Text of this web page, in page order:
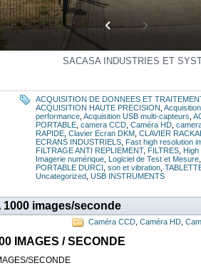
SACASA INDUSTRIES ET
ACQUISITION DE DONNEES ET
ACQUISITION HAUTE PRECISION
performance Acquisition USB multi-capteurs
PORTABLE camera CCD Caméra HD
RAPIDE Clavier Ecran DKM CLAVIER
ECRANS INDUSTRIELS
Fast high resolution
FILTRAGE ANTI REPLIEMENT, FILTRES
Imagerie numérique
Logiciel de Test et Mesure
PORTABLE DURCI
son et vibration
Uncategorized USB INSTRUMENTS
1000 images/seconde
Caméra CCD Caméra HD
IMAGES / SECONDE
SECONDE